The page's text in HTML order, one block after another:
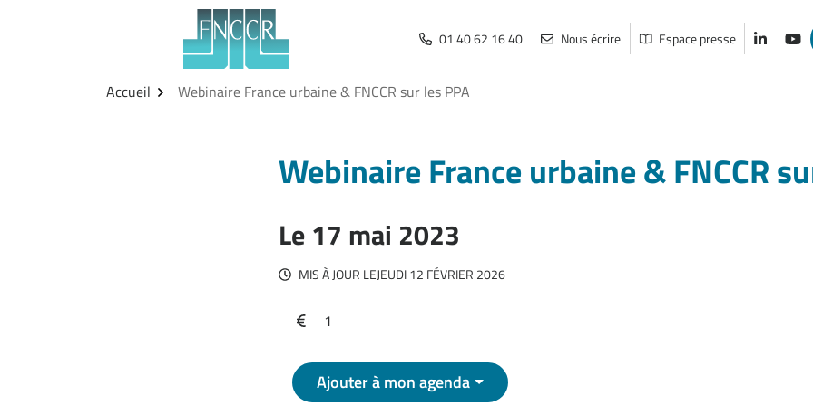
01 40 62 16 40 Nous écrire Espace presse Lien
Accueil Webinaire France urbaine & FNCCR sur les PPA
Webinaire France urbaine & FNCCR
Le17 mai 2023
MIS À JOUR LEJEUDI 12 FÉVRIER 2026
Infos utiles
1
Ajouter à mon agenda